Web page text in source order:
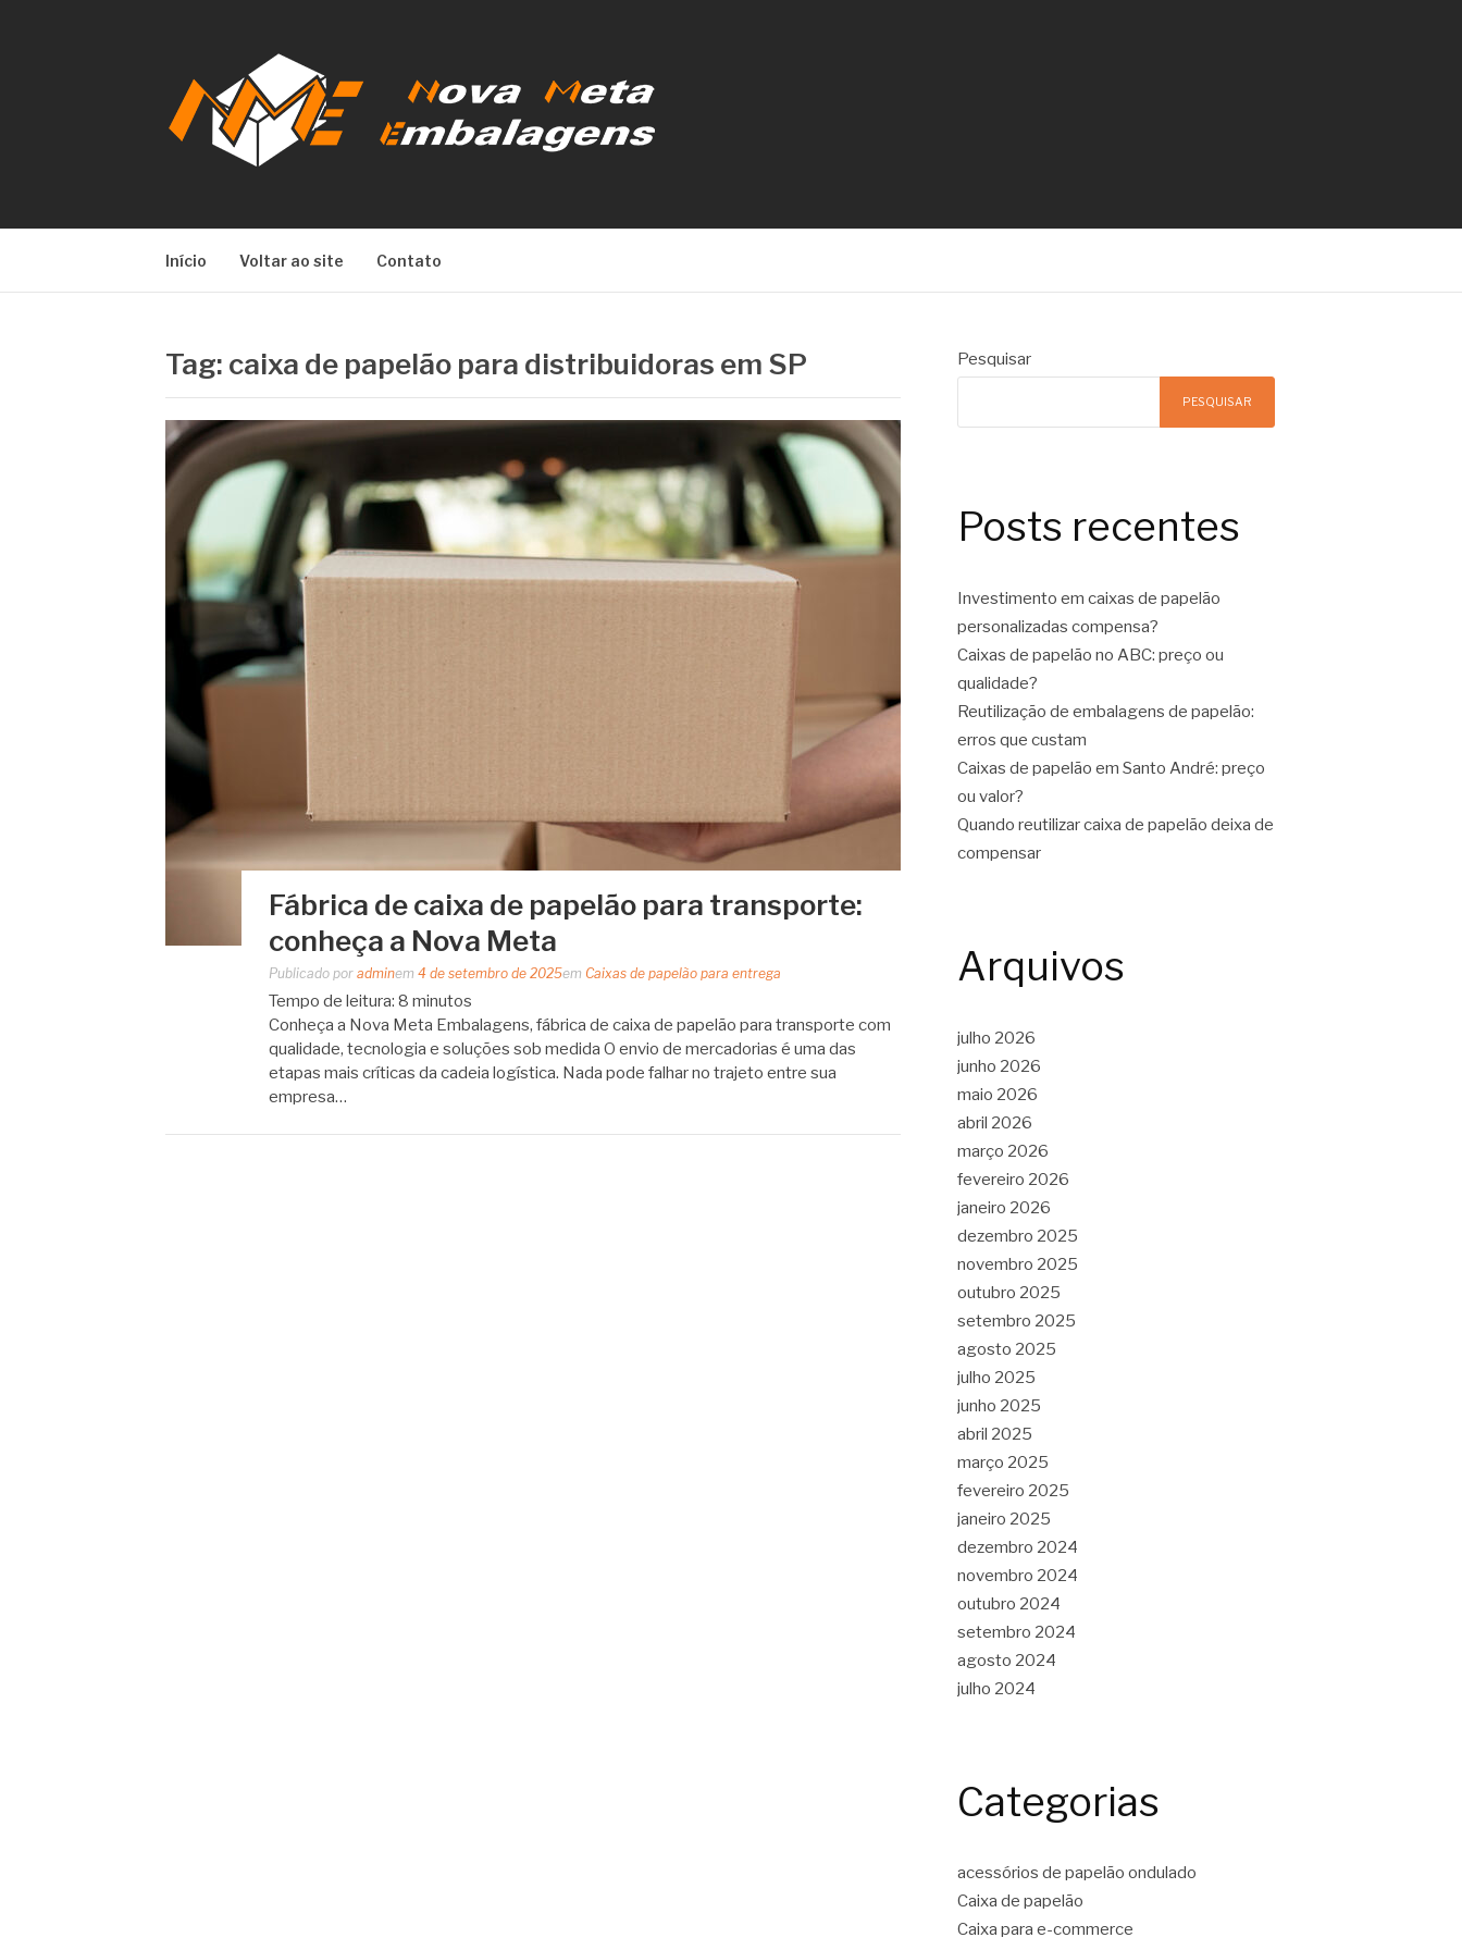
Início Voltar ao site Contato
Tag: caixa de papelão para distribuidoras em SP
Fábrica de caixa de papelão para transporte:
conheça a Nova Meta
Publicado por adminem 4 de setembro de 2025em Caixas de papelão para entrega
Tempo de leitura: 8 minutos
Conheça a Nova Meta Embalagens, fábrica de caixa de papelão para transporte com
qualidade, tecnologia e soluções sob medida O envio de mercadorias é uma das
etapas mais críticas da cadeia logística. Nada pode falhar no trajeto entre sua
empresa…
Pesquisar
PESQUISAR
Posts recentes
Investimento em caixas de papelão
personalizadas compensa?
Caixas de papelão no ABC: preço ou
qualidade?
Reutilização de embalagens de papelão:
erros que custam
Caixas de papelão em Santo André: preço
ou valor?
Quando reutilizar caixa de papelão deixa de
compensar
Arquivos
julho 2026
junho 2026
maio 2026
abril 2026
março 2026
fevereiro 2026
janeiro 2026
dezembro 2025
novembro 2025
outubro 2025
setembro 2025
agosto 2025
julho 2025
junho 2025
abril 2025
março 2025
fevereiro 2025
janeiro 2025
dezembro 2024
novembro 2024
outubro 2024
setembro 2024
agosto 2024
julho 2024
Categorias
acessórios de papelão ondulado
Caixa de papelão
Caixa para e-commerce